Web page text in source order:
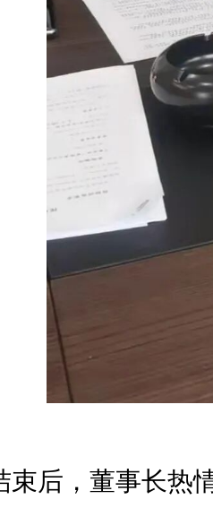
束后，董事长热